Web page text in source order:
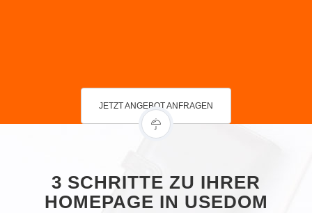
JETZT ANGEBOT ANFRAGEN
3 SCHRITTE ZU IHRER
HOMEPAGE IN USEDOM